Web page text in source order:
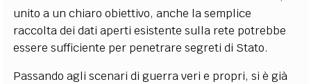
unito a un chiaro obiettivo, anche la semplice
raccolta dei dati aperti esistente sulla rete potrebbe
essere sufficiente per penetrare segreti di Stato.
Passando agli scenari di guerra veri e propri, si è già